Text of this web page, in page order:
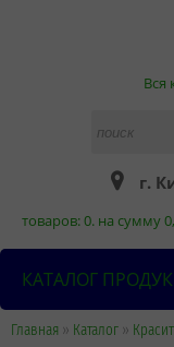
Вся
г.
товаров:0. на сумму
КАТАЛОГ
Главная » Каталог »